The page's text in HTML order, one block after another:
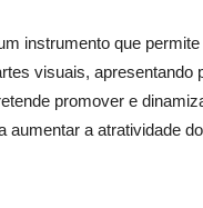
instrumento que
visuais,
promover e
aumentar a atratividade